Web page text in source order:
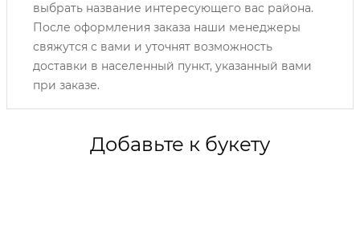
выбрать название интересующего вас района.
После оформления заказа наши менеджеры
свяжутся с вами и уточнят возможность
доставки в населенный пункт, указанный вами
при заказе.
Добавьте к букету